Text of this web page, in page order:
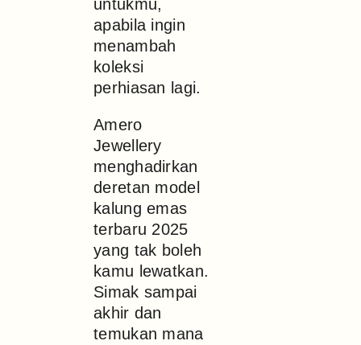
untukmu,
apabila ingin
menambah
koleksi
perhiasan lagi.
Amero
Jewellery
menghadirkan
deretan model
kalung emas
terbaru 2025
yang tak boleh
kamu lewatkan.
Simak sampai
akhir dan
temukan mana